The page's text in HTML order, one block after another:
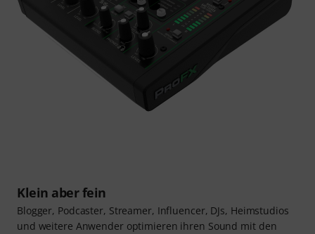
Klein aber fein
Blogger, Podcaster, Streamer, Influencer, DJs, Heimstudios
und weitere Anwender optimieren ihren Sound mit den